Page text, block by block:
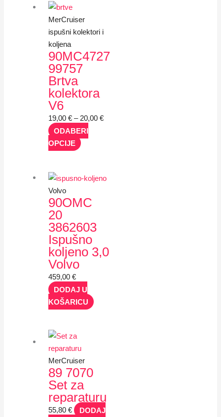
MerCruiser
ispušni kolektori i
koljena
90MC4727
99757
Brtva
kolektora
V6
19,00€ – 20,00€
ODABERI
OPCIJE
Volvo
90OMC
20
3862603
Ispušno
koljeno 3,0
Volvo
459,00€
DODAJ U
KOŠARICU
MerCruiser
89 7070
Set za
reparaturu
55,80€
DODAJ